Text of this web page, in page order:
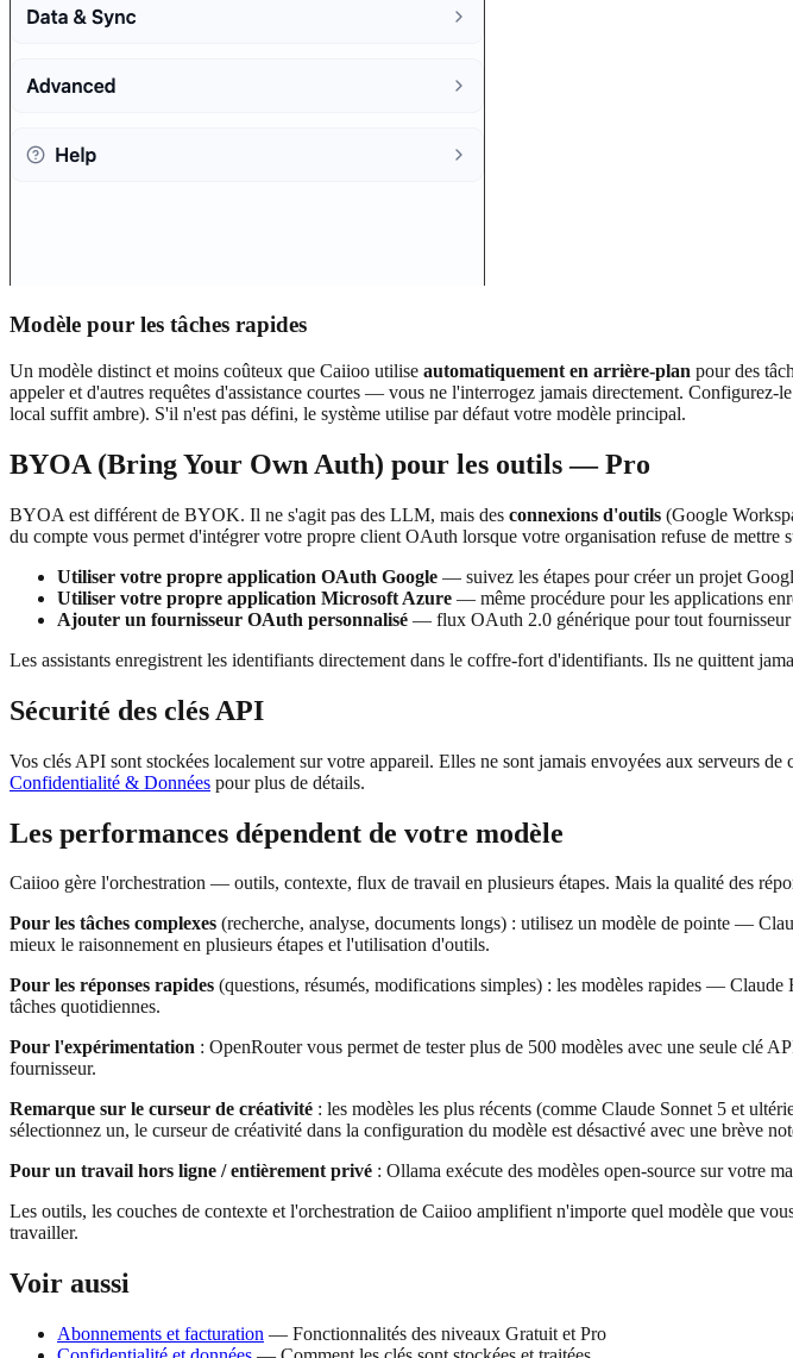
Modèle pour les tâches rapides
Un modèle distinct et moins coûteux que Caiioo utilise automatiquement en arrière-plan pour des
appeler et d'autres requêtes d'assistance courtes — vous ne l'interrogez jamais directement.
local suffit ambre). S'il n'est pas défini, le système utilise par défaut votre modèle principal.
BYOA (Bring Your Own Auth) pour les outils — Pro
BYOA est différent de BYOK. Il ne s'agit pas des LLM, mais des connexions d'outils (Google
du compte vous permet d'intégrer votre propre client OAuth lorsque votre organisation refuse de
Utiliser votre propre application OAuth Google — suivez les étapes pour créer un projet
Utiliser votre propre application Microsoft Azure — même procédure pour les applications
Ajouter un fournisseur OAuth personnalisé — flux OAuth 2.0 générique pour tout fournisseur
Les assistants enregistrent les identifiants directement dans le coffre-fort d'identifiants. Ils ne quittent
Sécurité des clés API
Vos clés API sont stockées localement sur votre appareil. Elles ne sont jamais envoyées aux serveurs
Confidentialité & Données pour plus de détails.
Les performances dépendent de votre modèle
Caiioo gère l'orchestration — outils, contexte, flux de travail en plusieurs étapes. Mais la qualité des
Pour les tâches complexes (recherche, analyse, documents longs) : utilisez un modèle de pointe —
mieux le raisonnement en plusieurs étapes et l'utilisation d'outils.
Pour les réponses rapides (questions, résumés, modifications simples) : les modèles rapides —
tâches quotidiennes.
Pour l'expérimentation : OpenRouter vous permet de tester plus de 500 modèles avec une seule clé
fournisseur.
Remarque sur le curseur de créativité : les modèles les plus récents (comme Claude Sonnet 5 et
sélectionnez un, le curseur de créativité dans la configuration du modèle est désactivé avec une brève
Pour un travail hors ligne / entièrement privé : Ollama exécute des modèles open-source sur votre
Les outils, les couches de contexte et l'orchestration de Caiioo amplifient n'importe quel modèle que
travailler.
Voir aussi
Abonnements et facturation — Fonctionnalités des niveaux Gratuit et Pro